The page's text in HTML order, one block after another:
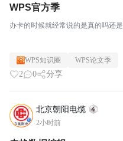
WPS官方季
办卡的时候就经常说的是真的吗还
WPS知识圈 WPS论文季
2 0 分享
北京朝阳电缆
2小时前